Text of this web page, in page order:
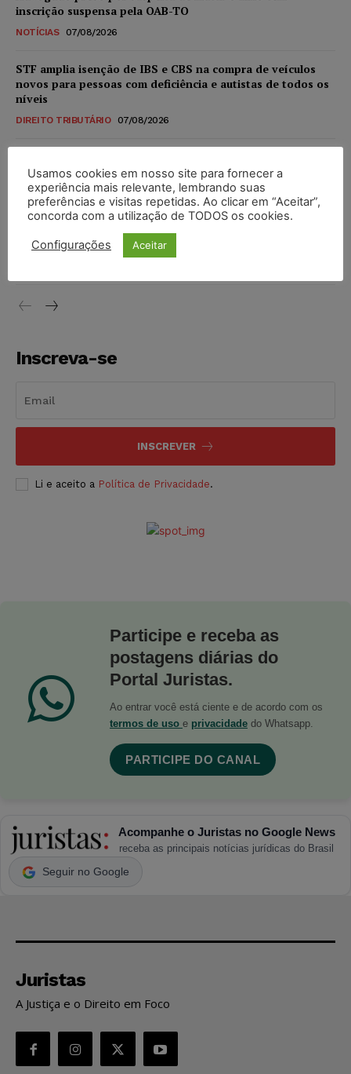
inscrição suspensa pela OAB-TO
NOTÍCIAS 07/08/2026
STF amplia isenção de IBS e CBS na compra de veículos
novos para pessoas com deficiência e autistas de todos os
níveis
DIREITO TRIBUTÁRIO 07/08/2026
vendia canetas emagrecedoras no local de trabalho
NOTÍCIAS 07/08/2026
Justiça de SP decreta prisão de suspeito investigado na
morte de advogado
Inscreva-se
INSCREVER
Li e aceito a Política de Privacidade.
Participe e receba as
postagens diárias do
Portal Juristas.
Ao entrar você está ciente e de acordo com os
termos de uso e privacidade do Whatsapp.
PARTICIPE DO CANAL
Acompanhe o Juristas no Google News
receba as principais notícias jurídicas do Brasil
Seguir no Google
Juristas
A Justiça e o Direito em Foco
Usamos cookies em nosso site para fornecer a
experiência mais relevante, lembrando suas
preferências e visitas repetidas. Ao clicar em “Aceitar”,
concorda com a utilização de TODOS os cookies.
Configurações Aceitar